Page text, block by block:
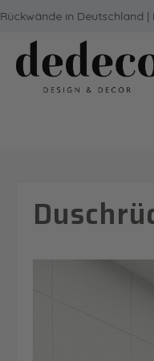
Hauptinhalt springen
Zur Suche springen
Zur Hauptnavigation
in Deutschland |